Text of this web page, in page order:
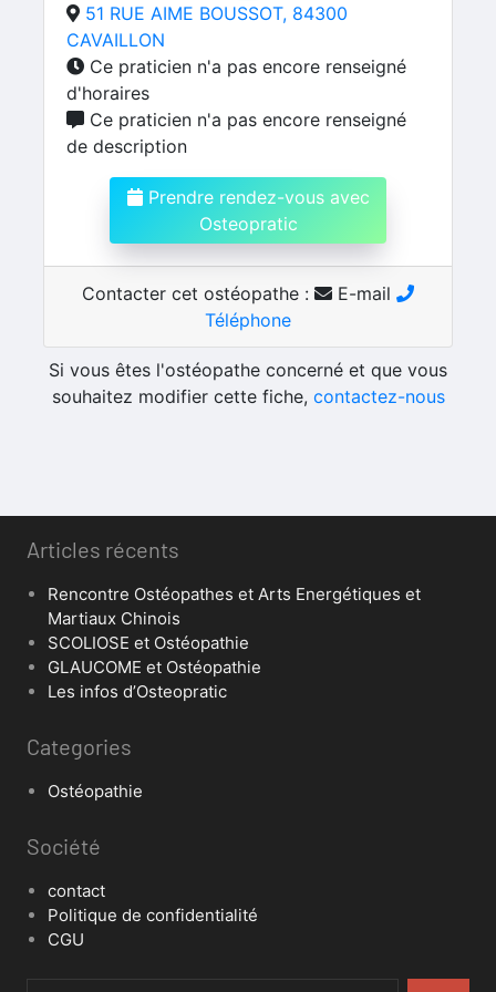
51 RUE AIME BOUSSOT, 84300
CAVAILLON
Ce praticien n'a pas encore renseigné
d'horaires
Ce praticien n'a pas encore renseigné
de description
Prendre rendez-vous avec
Osteopratic
Contacter cet ostéopathe :
E-mail
Téléphone
Si vous êtes l'ostéopathe concerné et que vous
souhaitez modifier cette fiche, contactez-nous
Articles récents
Rencontre Ostéopathes et Arts Energétiques et
Martiaux Chinois
SCOLIOSE et Ostéopathie
GLAUCOME et Ostéopathie
Les infos d’Osteopratic
Categories
Ostéopathie
Société
contact
Politique de confidentialité
CGU